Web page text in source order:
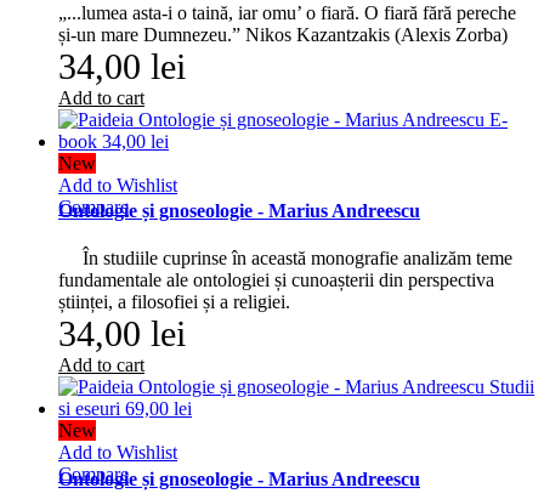
„...lumea asta-i o taină, iar omu’ o fiară. O fiară fără pereche
și-un mare Dumnezeu.” Nikos Kazantzakis (Alexis Zorba)
34,00 lei
Add to cart
New
Add to Wishlist
Compare
Ontologie și gnoseologie - Marius Andreescu
În studiile cuprinse în această monografie analizăm teme
fundamentale ale ontologiei și cunoașterii din perspectiva
științei, a filosofiei și a religiei.
34,00 lei
Add to cart
New
Add to Wishlist
Compare
Ontologie și gnoseologie - Marius Andreescu